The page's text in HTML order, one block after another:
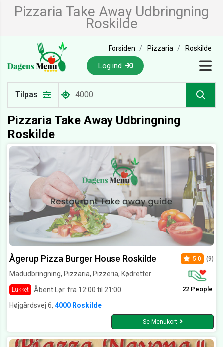
Pizzaria Take Away Udbringning
Roskilde
Forsiden Pizzaria Roskilde
Log ind
Tilpas
Pizzaria Take Away Udbringning
Roskilde
Ågerup Pizza Burger House Roskilde
Madudbringning, Pizzaria, Pizzeria, Kødretter
Lukket Åbent Lør. fra 12:00 til 21:00
5.0 (9)
22 People
Højgårdsvej 6, 4000 Roskilde
Se Menukort